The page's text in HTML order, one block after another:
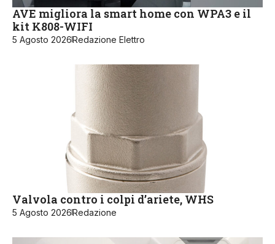
AVE migliora la smart home con WPA3 e il
kit K808-WIFI
5 Agosto 2026Redazione Elettro
Valvola contro i colpi d’ariete, WHS
5 Agosto 2026Redazione